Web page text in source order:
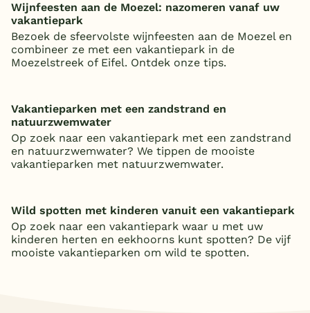
Wijnfeesten aan de Moezel: nazomeren vanaf uw
vakantiepark
Bezoek de sfeervolste wijnfeesten aan de Moezel en
combineer ze met een vakantiepark in de
Moezelstreek of Eifel. Ontdek onze tips.
Vakantieparken met een zandstrand en
natuurzwemwater
Op zoek naar een vakantiepark met een zandstrand
en natuurzwemwater? We tippen de mooiste
vakantieparken met natuurzwemwater.
Wild spotten met kinderen vanuit een vakantiepark
Op zoek naar een vakantiepark waar u met uw
kinderen herten en eekhoorns kunt spotten? De vijf
mooiste vakantieparken om wild te spotten.